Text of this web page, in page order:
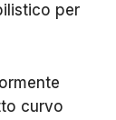
per
curvo